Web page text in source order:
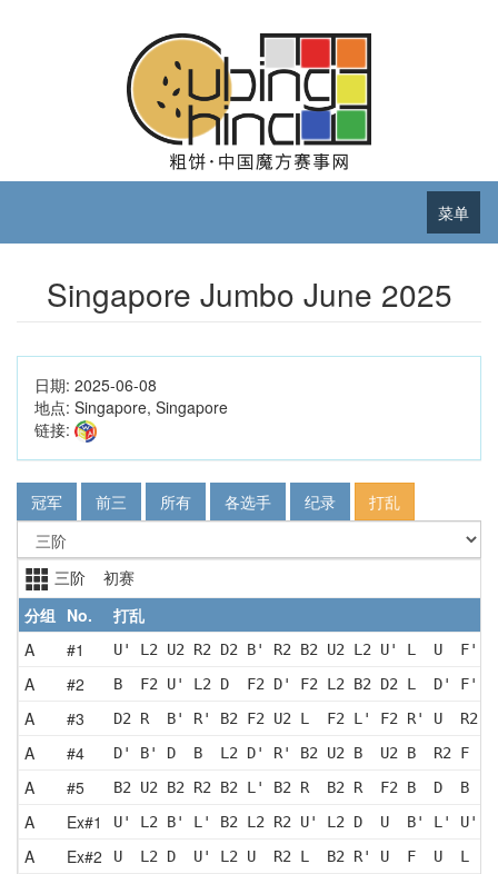
菜单
Singapore Jumbo June 2025
日期: 2025-06-08
地点: Singapore, Singapore
链接:
冠军 前三 所有 各选手 纪录 打乱
三阶 初赛
分组 No.
打乱
A
#1 U' L2 U2 R2 D2 B' R2 B2 U2 L2 U' L  U  F'
A #2 B  F2 U' L2 D  F2 D' F2 L2 B2 D2 L  D' F'
A #3 D2 R  B' R' B2 F2 U2 L  F2 L' F2 R' U  R2
A #4 D' B' D  B  L2 D' R' B2 U2 B  U2 B  R2 F
A #5 B2 U2 B2 R2 B2 L' B2 R  B2 R  F2 B  D  B
A Ex#1 U' L2 B' L' B2 L2 R2 U' L2 D  U  B' L' U'
A Ex#2 U  L2 D  U' L2 U  R2 L  B2 R' U  F  U  L